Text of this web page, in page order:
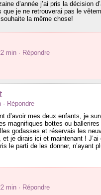
d’année j’ai pris la décision
je ne retrouverai pas le
la même chose!
min · Répondre
· Répondre
d’avoir mes deux enfants, je
magnifiques bottes ou
godasses et réservais les
et je dirais ici et maintenant !
le parti de les donner, n’ayant
min · Répondre